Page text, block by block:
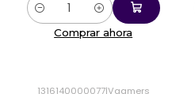
Cantidad
Comprar ahora
1316140000077|Vgamers